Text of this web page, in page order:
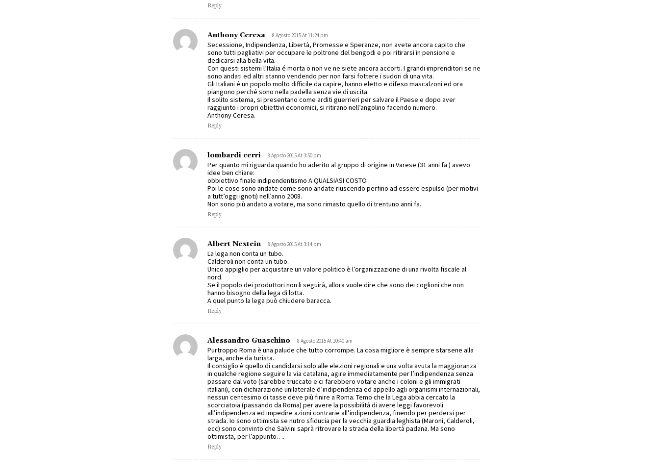
Reply
Anthony Ceresa 8 Agosto 2015 At 11:24 pm
Secessione, Indipendenza, Libertà, Promesse e Speranze, non avete ancora capito che
sono tutti pagliativi per occupare le poltrone del bengodi e poi ritirarsi in pensione e
dedicarsi alla bella vita.
Con questi sistemi l’Italia é morta o non ve ne siete ancora accorti. I grandi imprenditori se ne
sono andati ed altri stanno vendendo per non farsi fottere i sudori di una vita.
Gli Italiani é un popolo molto difficile da capire, hanno eletto e difeso mascalzoni ed ora
piangono perché sono nella padella senza vie di uscita.
Il solito sistema, si presentano come arditi guerrieri per salvare il Paese e dopo aver
raggiunto i propri obiettivi economici, si ritirano nell’angolino facendo numero.
Anthony Ceresa.
Reply
lombardi cerri 8 Agosto 2015 At 3:50 pm
Per quanto mi riguarda quando ho aderito al gruppo di origine in Varese (31 anni fa ) avevo
idee ben chiare:
obbiettivo finale indipendentismo A QUALSIASI COSTO .
Poi le cose sono andate come sono andate riuscendo perfino ad essere espulso (per motivi
a tutt’oggi ignoti) nell’anno 2008.
Non sono più andato a votare, ma sono rimasto quello di trentuno anni fa.
Reply
Albert Nextein 8 Agosto 2015 At 3:14 pm
La lega non conta un tubo.
Calderoli non conta un tubo.
Unico appiglio per acquistare un valore politico è l’organizzazione di una rivolta fiscale al
nord.
Se il popolo dei produttori non li seguirà, allora vuole dire che sono dei coglioni che non
hanno bisogno della lega di lotta.
A quel punto la lega può chiudere baracca.
Reply
Alessandro Guaschino 8 Agosto 2015 At 10:40 am
Purtroppo Roma è una palude che tutto corrompe. La cosa migliore è sempre starsene alla
larga, anche da turista.
Il consiglio è quello di candidarsi solo alle elezioni regionali e una volta avuta la maggioranza
in qualche regione seguire la via catalana, agire immediatamente per l’indipendenza senza
passare dal voto (sarebbe truccato e ci farebbero votare anche i coloni e gli immigrati
italiani), con dichiarazione unilaterale d’indipendenza ed appello agli organismi internazionali,
nessun centesimo di tasse deve più finire a Roma. Temo che la Lega abbia cercato la
scorciatoia (passando da Roma) per avere la possibilità di avere leggi favorevoli
all’indipendenza ed impedire azioni contrarie all’indipendenza, finendo per perdersi per
strada. Io sono ottimista se nutro sfiducia per la vecchia guardia leghista (Maroni, Calderoli,
ecc) sono convinto che Salvini saprà ritrovare la strada della libertà padana. Ma sono
ottimista, per l’appunto….
Reply